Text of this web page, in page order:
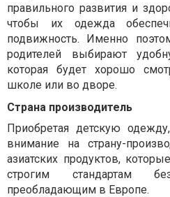
правильного развития и
чтобы их одежда
подвижность. Именно
родителей выбирают
которая будет хорошо
школе или во дворе.
Страна производитель
Приобретая детскую
внимание на страну-
азиатских продуктов,
строгим стандартам
преобладающим в Европе.